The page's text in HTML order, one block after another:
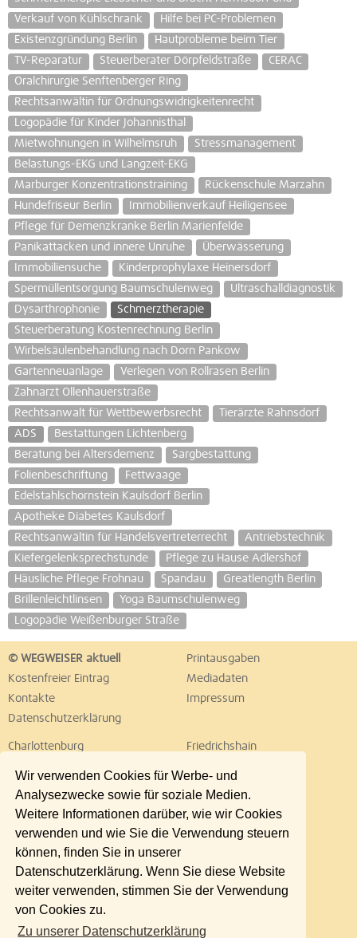
Wir verwenden Cookies für Werbe- und
Analysezwecke sowie für soziale Medien.
Weitere Informationen darüber, wie wir Cookies
verwenden und wie Sie die Verwendung steuern
können, finden Sie in unserer
Datenschutzerklärung. Wenn Sie diese Website
weiter verwenden, stimmen Sie der Verwendung
von Cookies zu.
Zu unserer Datenschutzerklärung
Verkauf von Kühlschrank
Hilfe bei PC-Problemen
Existenzgründung Berlin
Hautprobleme beim Tier
TV-Reparatur
Steuerberater Dörpfeldstraße
CERAC
Oralchirurgie Senftenberger Ring
Rechtsanwältin für Ordnungswidrigkeitenrecht
Logopädie für Kinder Johannisthal
Mietwohnungen in Wilhelmsruh
Stressmanagement
Belastungs-EKG und Langzeit-EKG
Marburger Konzentrationstraining
Rückenschule Marzahn
Hundefriseur Berlin
Immobilienverkauf Heiligensee
Pflege für Demenzkranke Berlin Marienfelde
Panikattacken und innere Unruhe
Überwässerung
Immobiliensuche
Kinderprophylaxe Heinersdorf
Spermüllentsorgung Baumschulenweg
Ultraschalldiagnostik
Dysarthrophonie
Schmerztherapie
Steuerberatung Kostenrechnung Berlin
Wirbelsäulenbehandlung nach Dorn Pankow
Gartenneuanlage
Verlegen von Rollrasen Berlin
Zahnarzt Ollenhauerstraße
Rechtsanwalt für Wettbewerbsrecht
Tierärzte Rahnsdorf
ADS
Bestattungen Lichtenberg
Beratung bei Altersdemenz
Sargbestattung
Folienbeschriftung
Fettwaage
Edelstahlschornstein Kaulsdorf Berlin
Apotheke Diabetes Kaulsdorf
Rechtsanwältin für Handelsvertreterrecht
Antriebstechnik
Kiefergelenksprechstunde
Pflege zu Hause Adlershof
Häusliche Pflege Frohnau
Spandau
Greatlength Berlin
Brillenleichtlinsen
Yoga Baumschulenweg
Logopädie Weißenburger Straße
© WEGWEISER aktuell
Printausgaben
Kostenfreier Eintrag
Mediadaten
Kontakte
Impressum
Datenschutzerklärung
Charlottenburg
Friedrichshain
Lichtenberg
Marzahn
Neukölln
Pankow
Reinickendorf
Schöneberg
Spandau
Steglitz
Tempelhof
Treptow
Umland Ost